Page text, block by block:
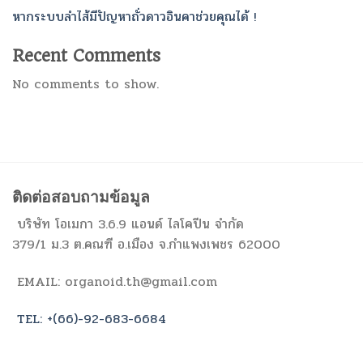
หากระบบลำไส้มีปัญหาถั่วดาวอินคาช่วยคุณได้ !
Recent Comments
No comments to show.
ติดต่อสอบถามข้อมูล
บริษัท โอเมกา 3.6.9 แอนด์ ไลโคปีน จำกัด
379/1 ม.3 ต.คณฑี อ.เมือง จ.กำแพงเพชร 62000
EMAIL: organoid.th@gmail.com
TEL: +(66)-92-683-6684